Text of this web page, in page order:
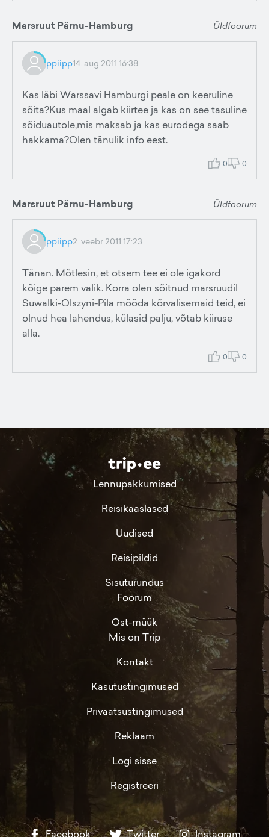
Marsruut Pärnu-Hamburg Üldfoorum
ppiipp14. aug 2011 16:38
Kas läbi Warssavi Hamburgi peale on keeruline
sõita?Kus maal algab kiirtee ja kas on see tasuline
sõiduautole,mis maksab ja kas eurodega saab
hakkama?Olen tänulik info eest.
0 0
Marsruut Pärnu-Hamburg Üldfoorum
ppiipp2. veebr 2011 17:23
Tänan. Mõtlesin, et otsem tee ei ole igakord
kõige parem valik. Korra olen sõitnud marsruudil
Suwalki-Olszyni-Pila mööda kõrvalisemaid teid, ei
olnud hea lahendus, külasid palju, võtab kiiruse
alla.
0 0
Lennupakkumised
Reisikaaslased
Uudised
Reisipildid
Sisuturundus
Foorum
Ost-müük
Mis on Trip
Kontakt
Kasutustingimused
Privaatsustingimused
Reklaam
Logi sisse
Registreeri
Facebook Twitter Instagram